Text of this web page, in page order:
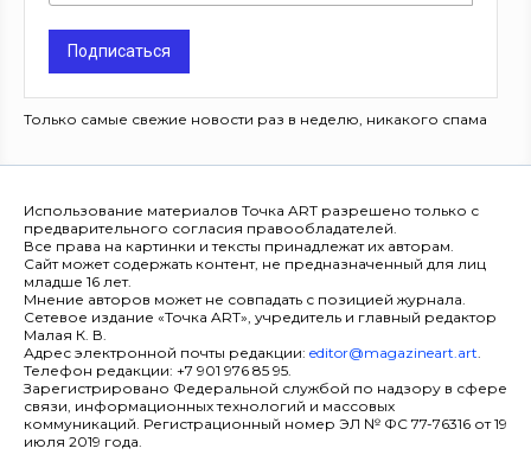
Подписаться
Только самые свежие новости раз в неделю, никакого спама
Использование материалов Точка ART разрешено только с
предварительного согласия правообладателей.
Все права на картинки и тексты принадлежат их авторам.
Сайт может содержать контент, не предназначенный для лиц
младше 16 лет.
Мнение авторов может не совпадать с позицией журнала.
Сетевое издание «Точка ART», учредитель и главный редактор
Малая К. В.
Адрес электронной почты редакции: editor@magazineart.art.
Телефон редакции: +7 901 976 85 95.
Зарегистрировано Федеральной службой по надзору в сфере
связи, информационных технологий и массовых
коммуникаций. Регистрационный номер ЭЛ № ФС 77-76316 от 19
июля 2019 года.